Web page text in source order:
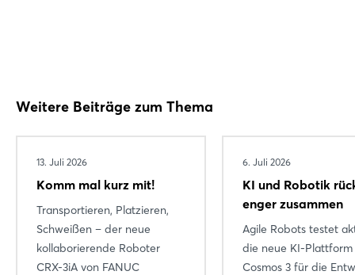
Weitere Beiträge zum Thema
13. Juli 2026
Komm mal kurz mit!
Transportieren, Platzieren,
Schweißen – der neue
kollaborierende Roboter
CRX-3iA von FANUC
6. Juli 2026
KI und Robotik
enger zusammen
Agile Robots testet
die neue KI-Plattform
Cosmos 3 für die